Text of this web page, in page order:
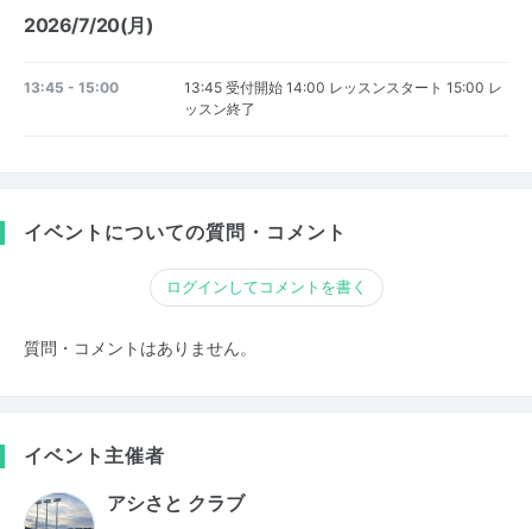
2026/7/20(月)
13:45 - 15:00
13:45 受付開始 14:00 レッスンスタート 15:00 レ
ッスン終了
イベントについての質問・コメント
ログインしてコメントを書く
質問・コメントはありません。
イベント主催者
アシさと クラブ